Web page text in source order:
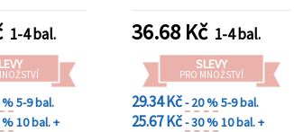
1-4 bal.
%5-9 bal.
%10 bal. +
36.68 Kč 1-4 bal.
SLEVY
PRO MNOŽSTVÍ
29.34 Kč- 20 %5-9 bal.
25.67 Kč- 30 %10 bal. +